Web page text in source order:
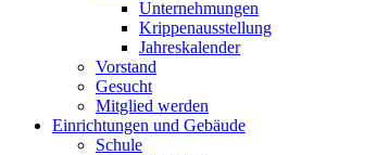
Unternehmungen
Krippenausstellung
Jahreskalender
Vorstand
Gesucht
Mitglied werden
Einrichtungen und Gebäude
Schule